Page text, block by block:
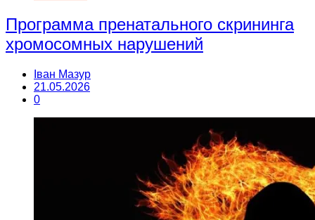
Программа пренатального скрининга
хромосомных нарушений
Іван Мазур
21.05.2026
0